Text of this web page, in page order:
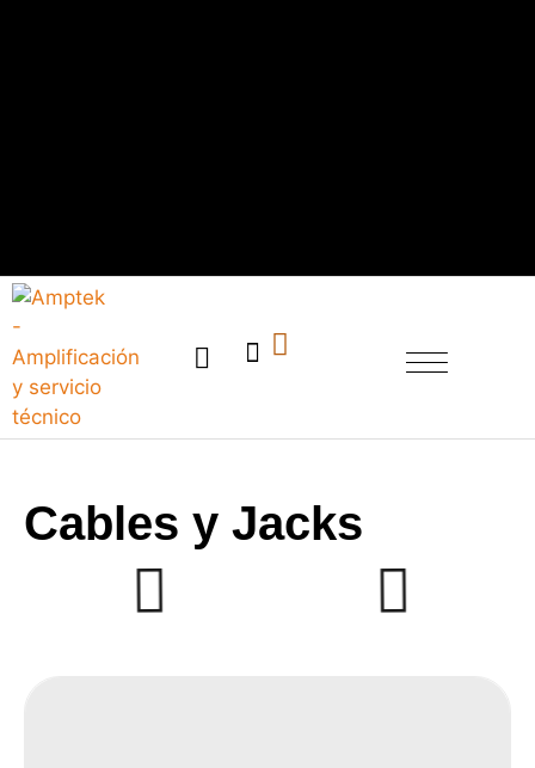
Cables y Jacks